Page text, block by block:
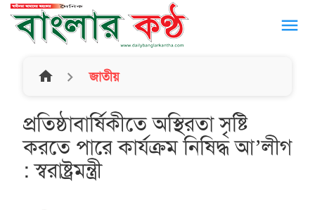
menu
home জাতীয়
প্রতিষ্ঠাবার্ষিকীতে অস্থিরতা সৃষ্টি
করতে পারে কার্যক্রম নিষিদ্ধ আ’লীগ
: স্বরাষ্ট্রমন্ত্রী